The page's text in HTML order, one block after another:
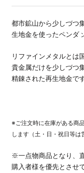
都市鉱山から少しづつ
生地金を使ったペンダ
リファインメタルとは
貴金属だけを少しづつ
精錬された再生地金です
※ ご注文時に在庫がある商
します（土・日・祝日等は
※一点物商品となり、
購入者様を優先とさせ